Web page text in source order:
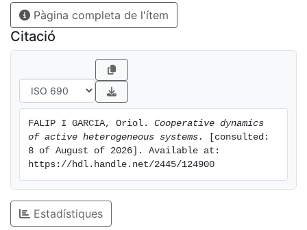
Pàgina completa de l'ítem
Citació
FALIP I GARCIA, Oriol. Cooperative dynamics
of active heterogeneous systems.
[consulted:
8 of August of 2026]. Available at:
https://hdl.handle.net/2445/124900
Estadístiques